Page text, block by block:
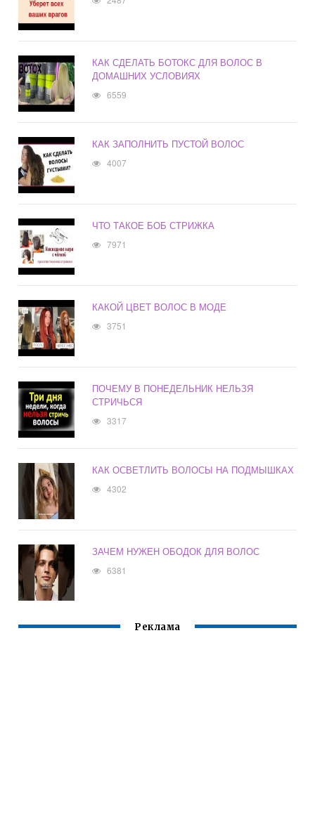
КАК СДЕЛАТЬ БОТОКС ДЛЯ ВОЛОС В
ДОМАШНИХ УСЛОВИЯХ
6559
КАК ЗАПОЛНИТЬ ПУСТОЙ ВОЛОС
4007
ЧТО ТАКОЕ БОБ СТРИЖКА
7971
КАКОЙ ЦВЕТ ВОЛОС В МОДЕ
3751
ПОЧЕМУ В ПОНЕДЕЛЬНИК НЕЛЬЗЯ
СТРИЧЬСЯ
3317
КАК ОСВЕТЛИТЬ ВОЛОСЫ НА ПОДМЫШКАХ
4302
ЗАЧЕМ НУЖЕН ОБОДОК ДЛЯ ВОЛОС
6381
Реклама